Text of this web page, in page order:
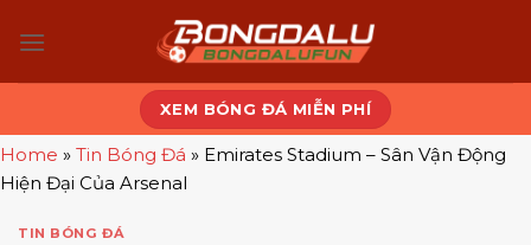
qua
XEM BÓNG ĐÁ MIỄN PHÍ
Home » Tin Bóng Đá » Emirates Stadium – Sân Vận Động
Hiện Đại Của Arsenal
TIN BÓNG ĐÁ